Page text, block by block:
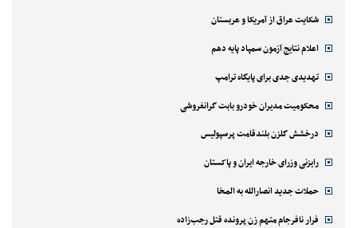
شکایت عراق از آمریکا و عربستان
اعلام نتایج آزمون سمپاد پایه دهم
تهدیدی جدی برای پایگاه ترامپ
محکومیت مدیران خودرو بابت گرانفروشی
درخشش گلزن بلندقامت پرسپولیس
رایزنی وزرای خارجه ایران و پاکستان
حملات جدید انصارالله به المخا
فرار نافرجام متهم زن پرونده قتل رجب‌زاده